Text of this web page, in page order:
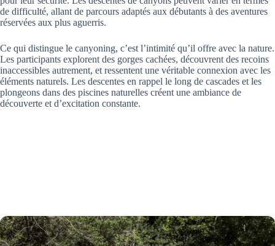
de difficulté, allant de parcours adaptés aux débutants à des aventures
réservées aux plus aguerris.
Ce qui distingue le canyoning, c’est l’intimité qu’il offre avec la nature.
Les participants explorent des gorges cachées, découvrent des recoins
inaccessibles autrement, et ressentent une véritable connexion avec les
éléments naturels. Les descentes en rappel le long de cascades et les
plongeons dans des piscines naturelles créent une ambiance de
découverte et d’excitation constante.